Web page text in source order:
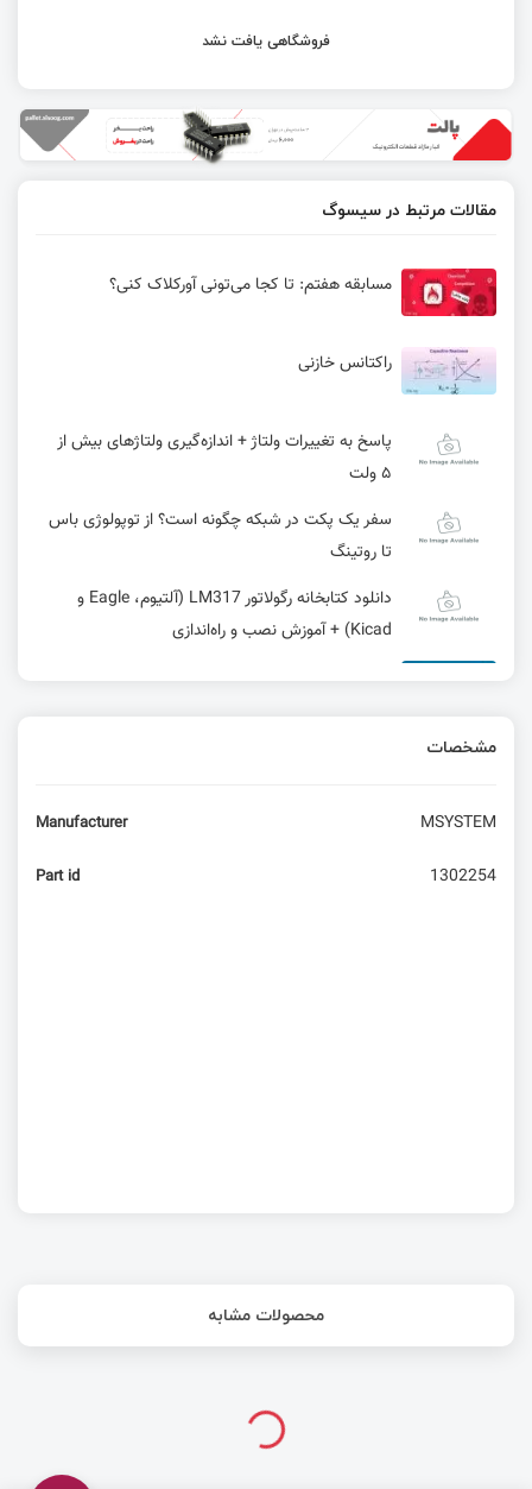
فروشگاهی یافت نشد
مقالات مرتبط در سیسوگ
مسابقه هفتم: تا کجا می‌تونی آورکلاک کنی؟
راکتانس خازنی
پاسخ به تغییرات ولتاژ + اندازه‌گیری ولتاژهای بیش از
۵ ولت
سفر یک پکت در شبکه چگونه است؟ از توپولوژی باس
تا روتینگ
دانلود کتابخانه رگولاتور LM317 (آلتیوم، Eagle و
Kicad) + آموزش نصب و راه‌اندازی
مشخصات
Manufacturer MSYSTEM
Part id 1302254
محصولات مشابه